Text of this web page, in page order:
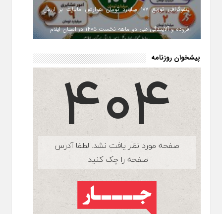
اینفوگرافی توزیع ۱۰۷ میلیارد تومان عوارض مالیات بر ارزش
افزوده و آلایندگی طی دو ماهه نخست ۱۴۰۵ در استان ایلام
پیشخوان روزنامه